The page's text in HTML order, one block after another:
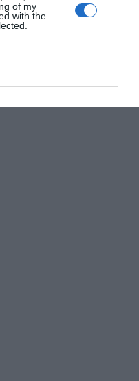
of my
with the